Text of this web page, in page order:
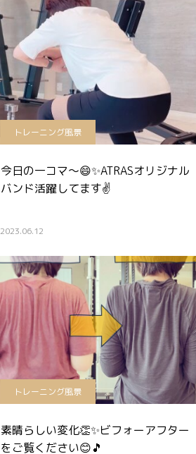
トレーニング風景
今日の一コマ〜😄✨ATRASオリジナル
バンド活躍してます✌️
2023.06.12
トレーニング風景
素晴らしい変化👏✨ビフォーアフター
をご覧ください😊🎵